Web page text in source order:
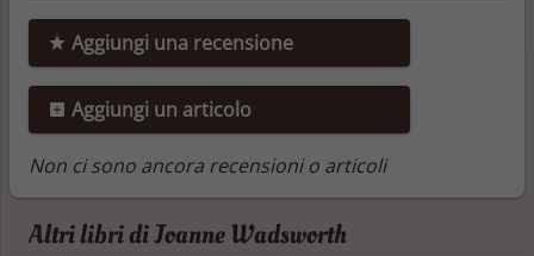
Aggiungi una recensione
Aggiungi un articolo
Non ci sono ancora recensioni o articoli
Altri libri di Joanne Wadsworth